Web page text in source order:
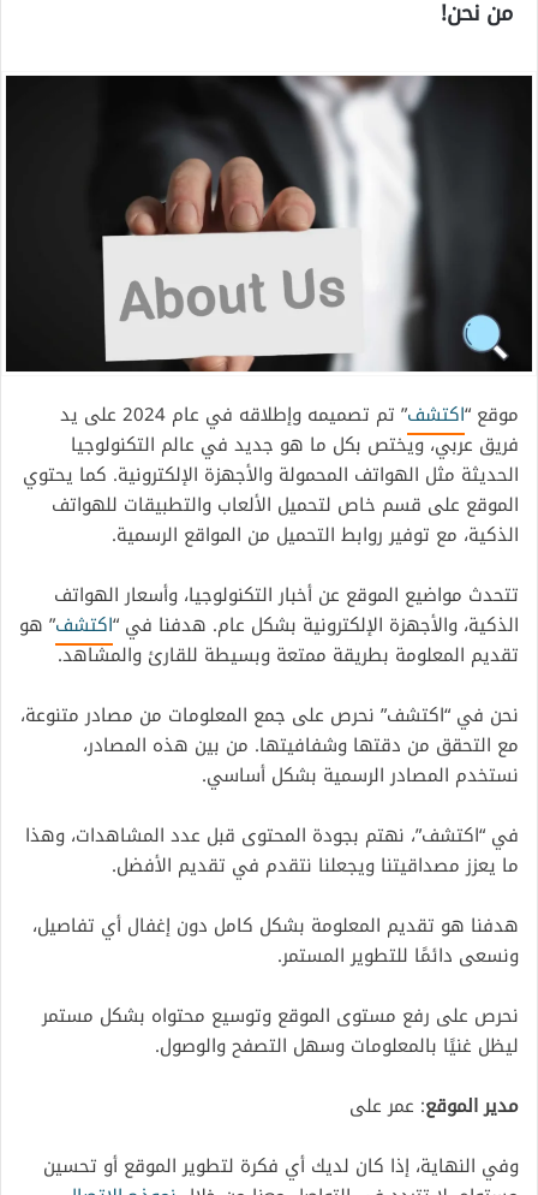
من نحن!
موقع “اكتشف
” تم تصميمه وإطلاقه في عام 2024 على يد
فريق عربي، ويختص بكل ما هو جديد في عالم التكنولوجيا
الحديثة مثل الهواتف المحمولة والأجهزة الإلكترونية. كما يحتوي
الموقع على قسم خاص لتحميل الألعاب والتطبيقات للهواتف
الذكية، مع توفير روابط التحميل من المواقع الرسمية.
تتحدث مواضيع الموقع عن أخبار التكنولوجيا، وأسعار الهواتف
الذكية، والأجهزة الإلكترونية بشكل عام. هدفنا في “اكتشف” هو
تقديم المعلومة بطريقة ممتعة وبسيطة للقارئ والمشاهد.
نحن في “اكتشف” نحرص على جمع المعلومات من مصادر متنوعة،
مع التحقق من دقتها وشفافيتها. من بين هذه المصادر،
نستخدم المصادر الرسمية بشكل أساسي.
في “اكتشف”، نهتم بجودة المحتوى قبل عدد المشاهدات، وهذا
ما يعزز مصداقيتنا ويجعلنا نتقدم في تقديم الأفضل.
هدفنا هو تقديم المعلومة بشكل كامل دون إغفال أي تفاصيل،
ونسعى دائمًا للتطوير المستمر.
نحرص على رفع مستوى الموقع وتوسيع محتواه بشكل مستمر
ليظل غنيًا بالمعلومات وسهل التصفح والوصول.
مدير الموقع: عمر على
وفي النهاية، إذا كان لديك أي فكرة لتطوير الموقع أو تحسين